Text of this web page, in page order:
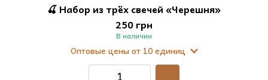
🍒 Набор из трёх свечей «Черешня»
250 грн
В наличии
Оптовые цены от 10 единиц